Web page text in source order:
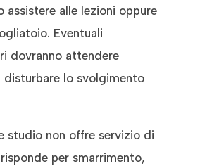
assistere alle lezioni oppure
Eventuali
dovranno attendere
disturbare lo svolgimento
studio non offre servizio di
per smarrimento,